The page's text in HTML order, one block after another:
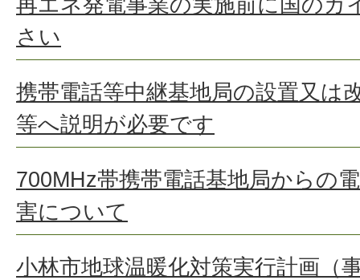
さい
携帯電話等中継基地局の設置又は
等へ説明が必要です
700MHz帯携帯電話基地局からの
害について
小林市地球温暖化対策実行計画（